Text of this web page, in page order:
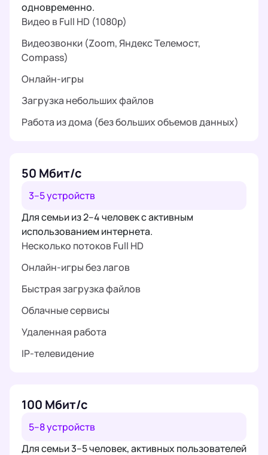
одновременно.
Видео в Full HD (1080p)
Видеозвонки (Zoom, Яндекс Телемост,
Compass)
Онлайн-игры
Загрузка небольших файлов
Работа из дома (без больших объемов данных)
50 Мбит/с
3–5 устройств
Для семьи из 2–4 человек с активным
использованием интернета.
Несколько потоков Full HD
Онлайн-игры без лагов
Быстрая загрузка файлов
Облачные сервисы
Удаленная работа
IP-телевидение
100 Мбит/с
5–8 устройств
Для семьи 3–5 человек, активных пользователей